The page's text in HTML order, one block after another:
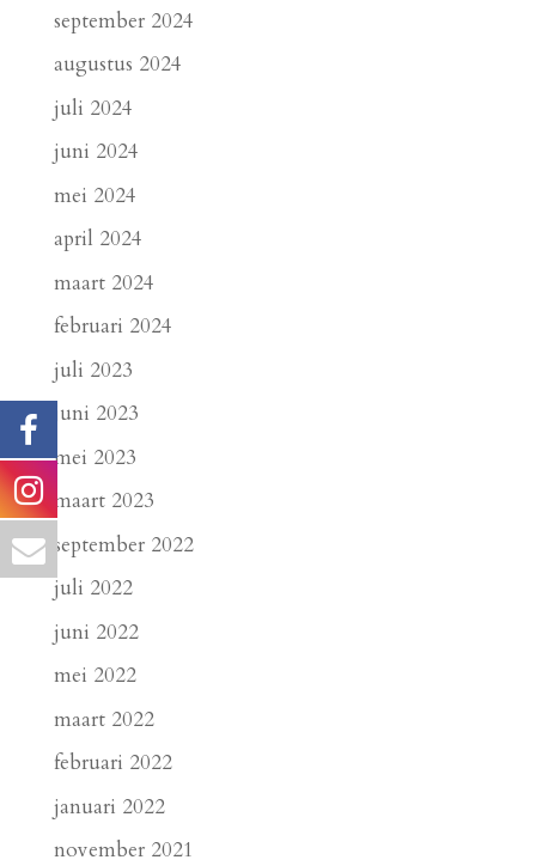
september 2024
augustus 2024
juli 2024
juni 2024
mei 2024
april 2024
maart 2024
februari 2024
juli 2023
juni 2023
mei 2023
maart 2023
september 2022
juli 2022
juni 2022
mei 2022
maart 2022
februari 2022
januari 2022
november 2021